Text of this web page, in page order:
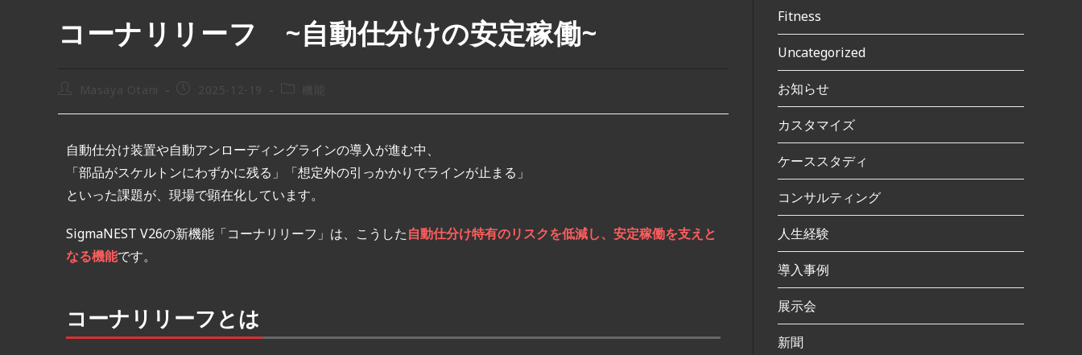
コーナリリーフ ~自動仕分けの安定稼働~
自動仕分け装置や自動アンローディングラインの導入が進む中、
「部品がスケルトンにわずかに残る」「想定外の引っかかりでラインが止まる」
といった課題が、現場で顕在化しています。
SigmaNEST V26の新機能「コーナリリーフ」は、こうした自動仕分け特有のリスクを低減し、安定稼働を支えと
なる機能です。
コーナリリーフとは
Fitness
Uncategorized
お知らせ
カスタマイズ
ケーススタディ
コンサルティング
人生経験
導入事例
展示会
新聞